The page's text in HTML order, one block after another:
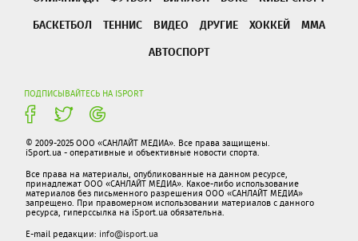
БАСКЕТБОЛ
ТЕННИС ВИДЕО ДРУГИЕ ХОККЕЙ
ММА
АВТОСПОРТ
ПОДПИСЫВАЙТЕСЬ НА ISPORT
© 2009-2025 ООО «САНЛАЙТ МЕДИА». Все права защищены.
iSport.ua - оперативные и объективные новости спорта.
Все права на материалы, опубликованные на данном ресурсе,
принадлежат ООО «САНЛАЙТ МЕДИА». Какое-либо использование
материалов без письменного разрешения ООО «САНЛАЙТ МЕДИА»
запрещено. При правомерном использовании материалов с данного
ресурса, гиперссылка на iSport.ua обязательна.
E-mail редакции: info@isport.ua